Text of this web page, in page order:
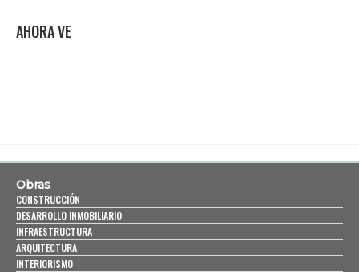
AHORA VE
Obras
CONSTRUCCIÓN
DESARROLLO INMOBILIARIO
INFRAESTRUCTURA
ARQUITECTURA
INTERIORISMO